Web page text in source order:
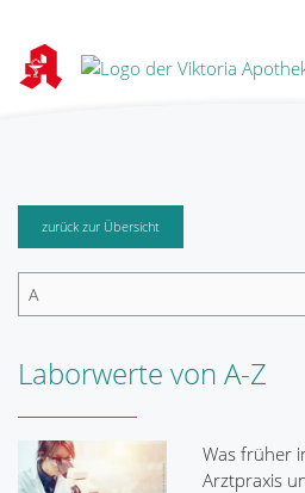
zurück zur Übersicht
Laborwerte von A-Z
Was früher
Arztpraxis